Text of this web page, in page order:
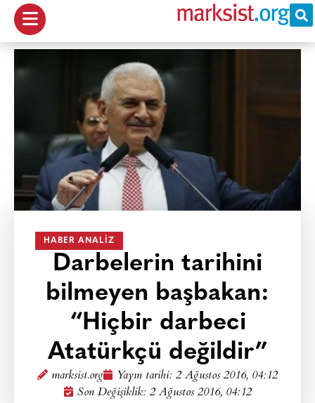
HABER ANALIZ
Darbelerin tarihini
bilmeyen başbakan:
“Hiçbir darbeci
Atatürkçü değildir”
marksist.org Yayın tarihi: 2 Ağustos 2016, 04:12
Son Değişiklik: 2 Ağustos 2016, 04:12